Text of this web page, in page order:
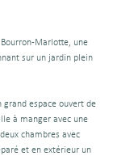
Marlotte, une
sur un jardin plein
grand espace ouvert de
à manger avec une
chambres avec
et en extérieur un